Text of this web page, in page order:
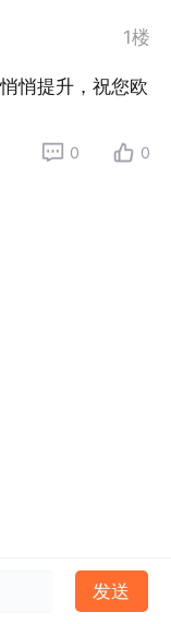
1楼
悄提升，祝您欧
0 0
发送